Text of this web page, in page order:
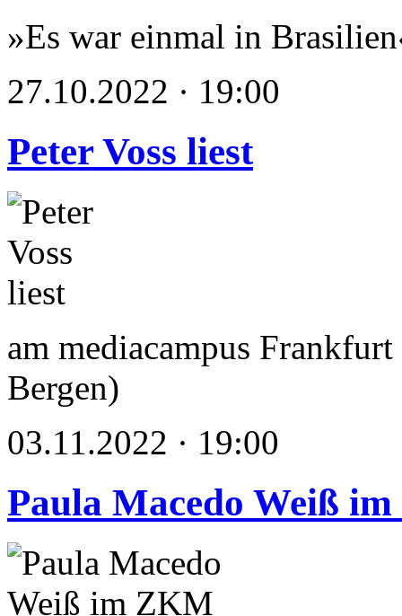
»Es war einmal in
27.10.2022 · 19:00
Peter Voss liest
am mediacampus
Bergen)
03.11.2022 · 19:00
Paula Macedo Weiß